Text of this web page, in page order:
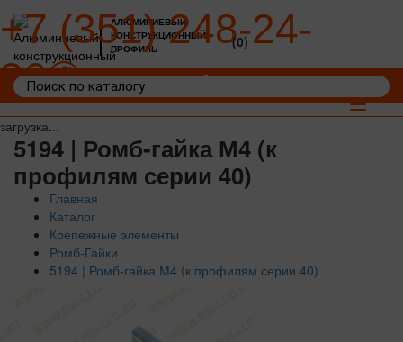
загрузка...
АЛЮМИНИЕВЫЙ
КОНСТРУКЦИОННЫЙ
ПРОФИЛЬ
+7 (351) 248-24-
36
(0)
Toggle
5194 | Ромб-гайка М4 (к
профилям серии 40)
Главная
Каталог
Крепежные элементы
Ромб-Гайки
5194 | Ромб-гайка М4 (к профилям серии 40)